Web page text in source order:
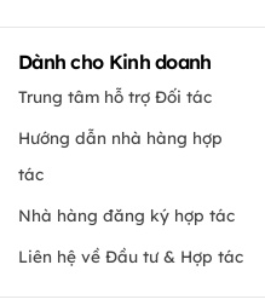
Dành cho Kinh doanh
Trung tâm hỗ trợ Đối tác
Hướng dẫn nhà hàng hợp
tác
Nhà hàng đăng ký hợp tác
Liên hệ về Đầu tư & Hợp tác